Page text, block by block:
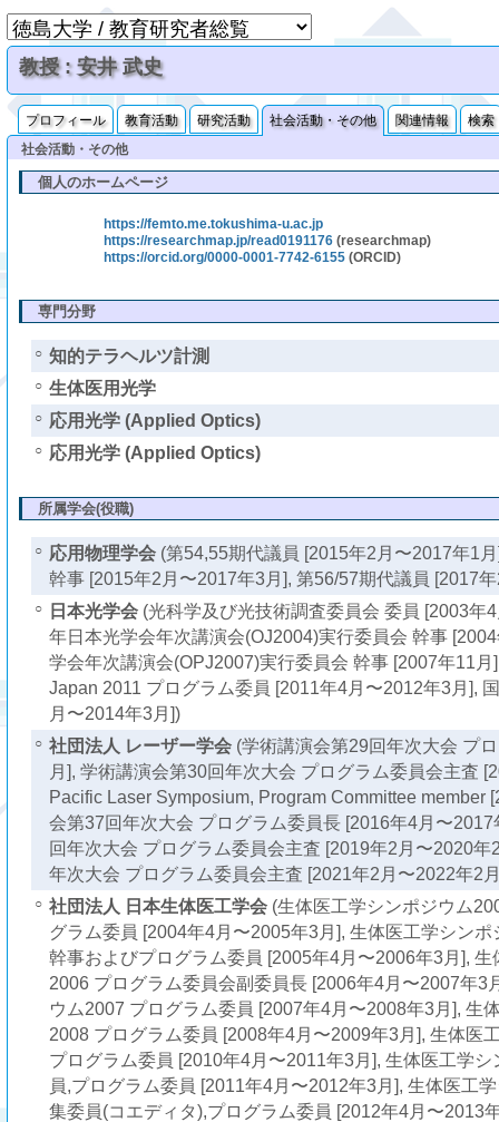
教授 : 安井 武史
プロフィール 教育活動 研究活動 社会活動・その他 関連情報
検索
社会活動・その他
個人のホームページ
https://femto.me.tokushima-u.ac.jp
https://researchmap.jp/read0191176 (researchmap)
https://orcid.org/0000-0001-7742-6155 (ORCID)
専門分野
○ 知的テラヘルツ計測
○ 生体医用光学
○ 応用光学 (Applied Optics)
○ 応用光学 (Applied Optics)
所属学会(役職)
○ 応用物理学会(第54,55期代議員 [2015年2月〜2017年1
幹事 [2015年2月〜2017年3月], 第56/57期代議員 [2017
○ 日本光学会(光科学及び光技術調査委員会 委員 [2003年
年日本光学会年次講演会(OJ2004)実行委員会 幹事
学会年次講演会(OPJ2007)実行委員会 幹事 [2007年11月
Japan 2011 プログラム委員 [2011年4月〜2012年3月],
月〜2014年3月])
○ 社団法人 レーザー学会(学術講演会第29回年次大会 プ
月], 学術講演会第30回年次大会 プログラム委員会主査
Pacific Laser Symposium, Program Committee member
会第37回年次大会 プログラム委員長 [2016年4月〜
回年次大会 プログラム委員会主査 [2019年2月〜2020年
年次大会 プログラム委員会主査 [2021年2月〜2022年2
○ 社団法人 日本生体医工学会(生体医工学シンポジウム
グラム委員 [2004年4月〜2005年3月], 生体医工学シン
幹事およびプログラム委員 [2005年4月〜2006年3月],
2006 プログラム委員会副委員長 [2006年4月〜2007年3
ウム2007 プログラム委員 [2007年4月〜2008年3月], 生
2008 プログラム委員 [2008年4月〜2009年3月], 生体医
プログラム委員 [2010年4月〜2011年3月], 生体医工学
員,プログラム委員 [2011年4月〜2012年3月], 生体医工
集委員(コエディタ),プログラム委員 [2012年4月〜2013